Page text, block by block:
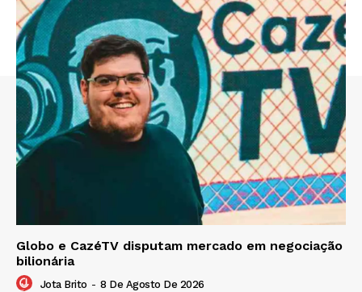
Globo e CazéTV disputam mercado em negociação
bilionária
Jota Brito - 8 De Agosto De 2026